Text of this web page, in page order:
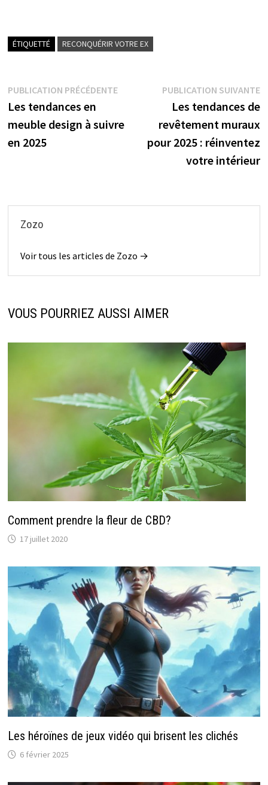
ÉTIQUETTÉ RECONQUÉRIR VOTRE EX
Navigation
de
l’article
PUBLICATION PRÉCÉDENTEPublication
Les tendances en
meuble design à suivre
en 2025
PUBLICATION SUIVANTE
Les tendances de
revêtement muraux
pour 2025 : réinventez
votre intérieur
Zozo
Voir tous les articles de Zozo →
VOUS POURRIEZ AUSSI AIMER
Comment prendre la fleur de CBD?
17 juillet 2020
Les héroïnes de jeux vidéo qui brisent les clichés
6 février 2025